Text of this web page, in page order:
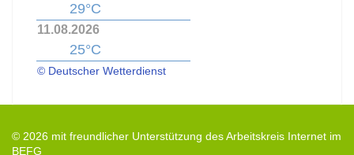
29°C
11.08.2026
25°C
© Deutscher Wetterdienst
© 2026 mit freundlicher Unterstützung des Arbeitskreis Internet im
BEFG